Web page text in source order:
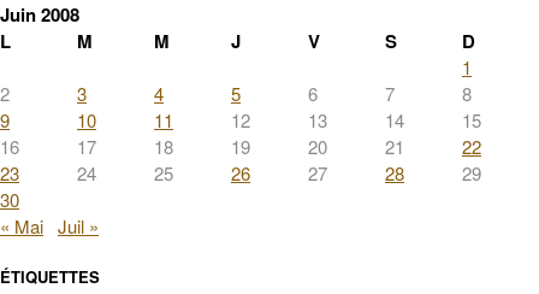
Juin 2008
L
M M J V S D
1
2
3 4 5 6 7
8
9
10 11 12 13 14
15
16
17 18 19 20 21
22
23
24 25 26 27 28
29
30
« Mai Juil »
ÉTIQUETTES